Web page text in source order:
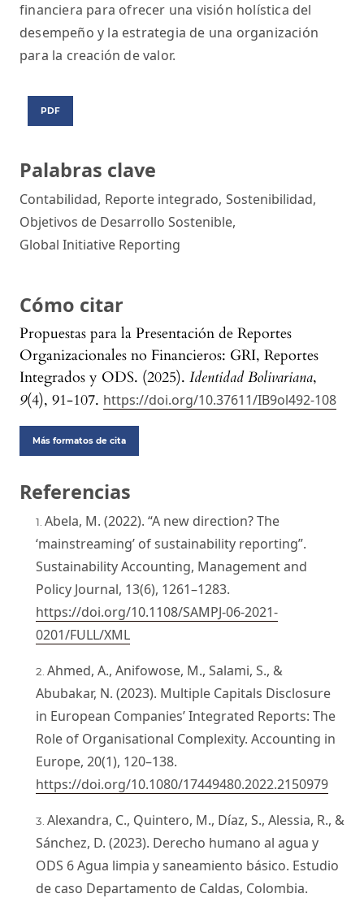
Palabras clave
Contabilidad, Reporte integrado, Sostenibilidad,
Objetivos de Desarrollo Sostenible,
Global Initiative Reporting
Cómo citar
Propuestas para la Presentación de Reportes
Organizacionales no Financieros: GRI, Reportes
Integrados y ODS. (2025). Identidad Bolivariana,
9(4), 91-107. https://doi.org/10.37611/IB9ol492-108
Más formatos de cita
financiera para ofrecer una visión holística del
desempeño y la estrategia de una organización
para la creación de valor.
PDF
Referencias
Abela, M. (2022). “A new direction? The
‘mainstreaming’ of sustainability reporting”.
Sustainability Accounting, Management and
Policy Journal, 13(6), 1261–1283.
https://doi.org/10.1108/SAMPJ-06-2021-
0201/FULL/XML
Ahmed, A., Anifowose, M., Salami, S., &
Abubakar, N. (2023). Multiple Capitals Disclosure
in European Companies’ Integrated Reports: The
Role of Organisational Complexity. Accounting in
Europe, 20(1), 120–138.
https://doi.org/10.1080/17449480.2022.2150979
Alexandra, C., Quintero, M., Díaz, S., Alessia, R., &
Sánchez, D. (2023). Derecho humano al agua y
ODS 6 Agua limpia y saneamiento básico. Estudio
de caso Departamento de Caldas, Colombia.